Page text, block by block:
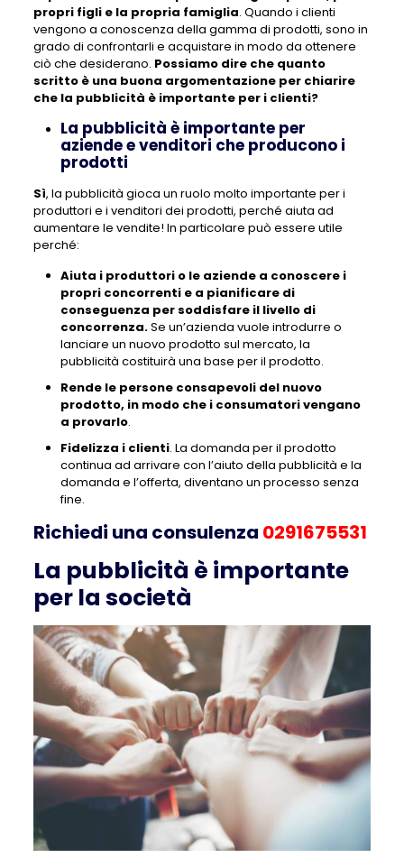
propri figli e la propria famiglia. Quando i clienti
vengono a conoscenza della gamma di prodotti, sono in
grado di confrontarli e acquistare in modo da ottenere
ciò che desiderano. Possiamo dire che quanto
scritto è una buona argomentazione per chiarire
che la pubblicità è importante per i clienti?
La pubblicità è importante per
aziende e venditori che producono i
prodotti
Sì, la pubblicità gioca un ruolo molto importante per i
produttori e i venditori dei prodotti, perché aiuta ad
aumentare le vendite! In particolare può essere utile
perché:
Aiuta i produttori o le aziende a conoscere i
propri concorrenti e a pianificare di
conseguenza per soddisfare il livello di
concorrenza.Se un’azienda vuole introdurre o
lanciare un nuovo prodotto sul mercato, la
pubblicità costituirà una base per il prodotto.
Rende le persone consapevoli del nuovo
prodotto, in modo che i consumatori vengano
a provarlo.
Fidelizza i clienti. La domanda per il prodotto
continua ad arrivare con l’aiuto della pubblicità e la
domanda e l’offerta, diventano un processo senza
fine.
Richiedi una consulenza 0291675531
La pubblicità è importante
per la società